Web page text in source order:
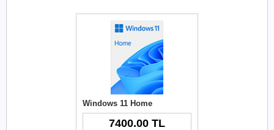
Windows 11 Home
7400.00 TL